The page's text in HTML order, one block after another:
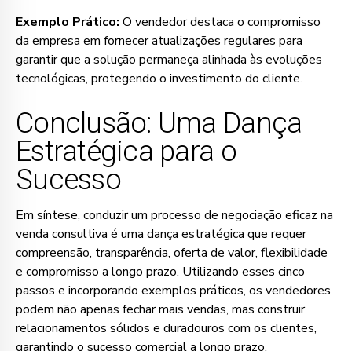
Exemplo Prático: O vendedor destaca o compromisso
da empresa em fornecer atualizações regulares para
garantir que a solução permaneça alinhada às evoluções
tecnológicas, protegendo o investimento do cliente.
Conclusão: Uma Dança
Estratégica para o
Sucesso
Em síntese, conduzir um processo de negociação eficaz na
venda consultiva é uma dança estratégica que requer
compreensão, transparência, oferta de valor, flexibilidade
e compromisso a longo prazo. Utilizando esses cinco
passos e incorporando exemplos práticos, os vendedores
podem não apenas fechar mais vendas, mas construir
relacionamentos sólidos e duradouros com os clientes,
garantindo o sucesso comercial a longo prazo.